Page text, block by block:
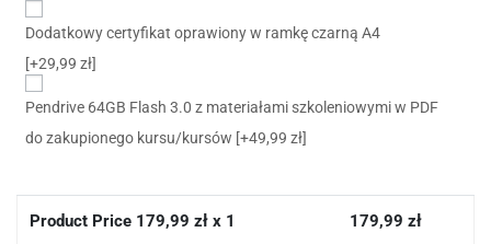
Dodatkowy certyfikat oprawiony w ramkę czarną A4
[+29,99 zł]
Pendrive 64GB Flash 3.0 z materiałami szkoleniowymi w PDF
do zakupionego kursu/kursów [+49,99 zł]
Product Price 179,99 zł x 1 179,99 zł